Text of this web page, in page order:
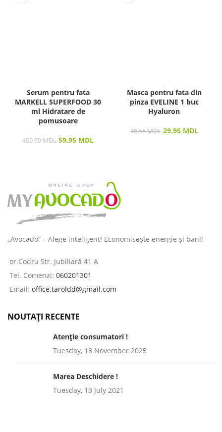
Serum pentru fata
MARKELL SUPERFOOD 30
ml Hidratare de
pomusoare
109.70MDL 59.95 MDL
Masca pentru fata din
pinza EVELINE 1 buc
Hyaluron
48.55MDL 29.95 MDL
„Avocado” – Alege inteligent! Economisește energie și bani!
or.Codru Str. Jubiliară 41 A
Tel. Comenzi: 060201301
Email: office.taroldd@gmail.com
NOUTAȚI RECENTE
Atenție consumatori !
Tuesday, 18 November 2025
Marea Deschidere !
Tuesday, 13 July 2021